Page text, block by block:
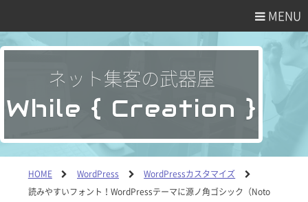
MENU
ネット集客の武器屋
While { Creation }
HOME WordPress
WordPressカスタマイズ
読みやすいフォント！WordPressテーマに源ノ角ゴシック（Noto